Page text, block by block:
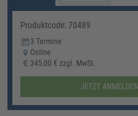
Produktcode: 70489
3 Termine
Online
345,00 € zzgl. MwSt.
JETZT ANMELDEN